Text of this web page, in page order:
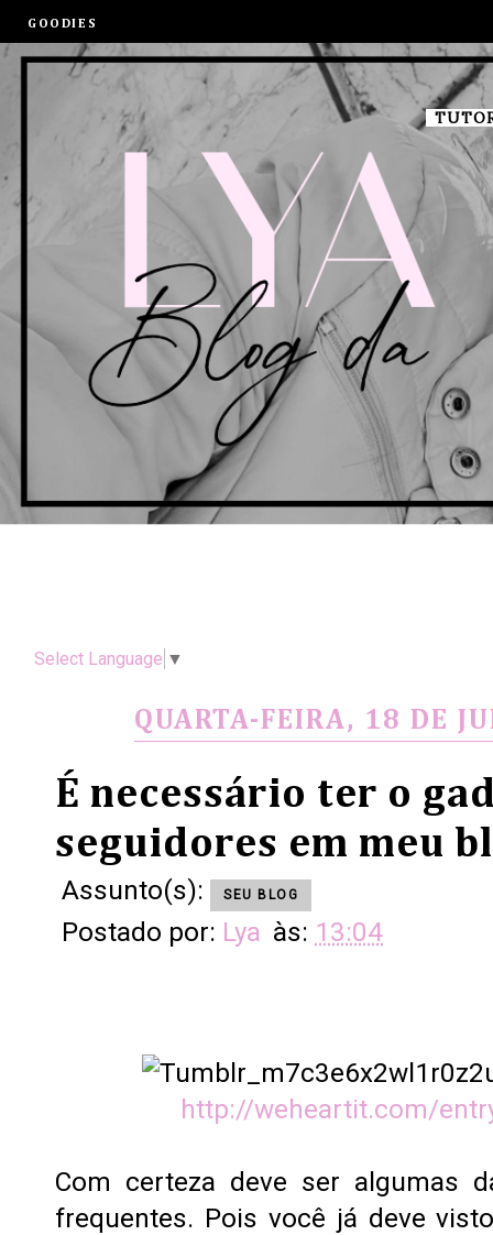
GOODIES
Select Language ▼
QUARTA-FEIRA, 18 DE
É necessário ter o
seguidores em meu
Assunto(s): SEU BLOG
Postado por: Lya às: 13:04
http://weheartit.com/
Com certeza deve ser algumas
frequentes. Pois você já deve